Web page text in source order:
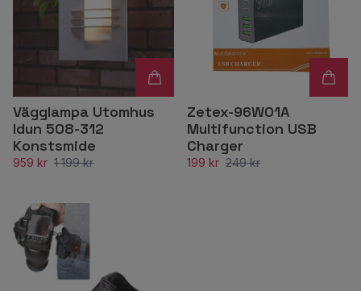
Vägglampa Utomhus
Idun 508-312
Konstsmide
959 kr 1 199 kr
Zetex-96W01A
Multifunction USB
Charger
199 kr 249 kr